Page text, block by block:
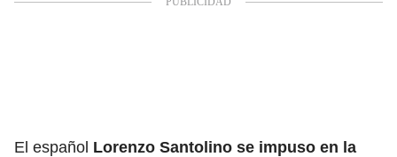
El español Lorenzo Santolino se impuso en la